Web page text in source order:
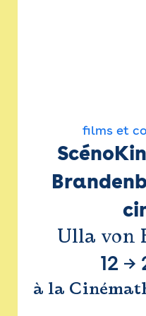
films et
Ulla von
12 →
à la